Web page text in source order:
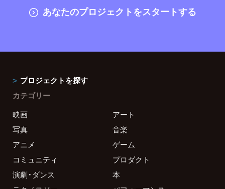
あなたのプロジェクトをスタートする
プロジェクトを探す
カテゴリー
映画
アート
写真
音楽
アニメ
ゲーム
コミュニティ
プロダクト
演劇・ダンス
本